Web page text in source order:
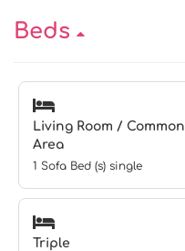
Beds
Living Room / Common
Area
1 Sofa Bed (s) single
Triple